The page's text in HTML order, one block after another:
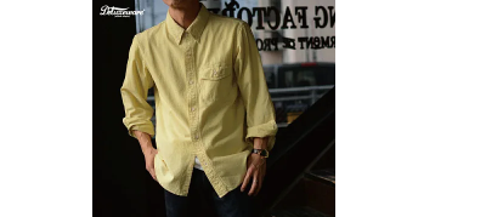
身丈 身幅 袖丈
64.0cm 48.0cm